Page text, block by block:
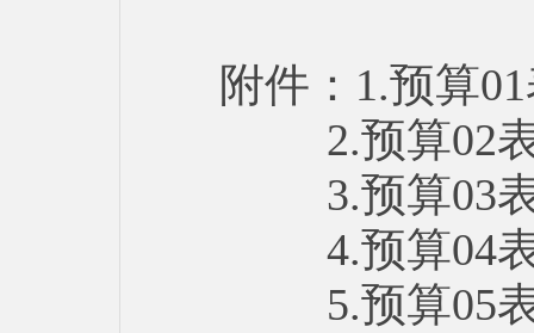
附件：1.预算
2.预算02表
3.预算03表
4.预算04表
5.预算05表